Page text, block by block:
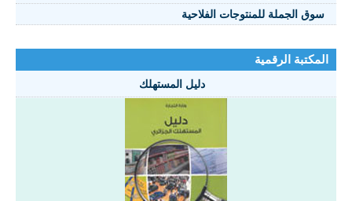
سوق الجملة للمنتوجات الفلاحية
المكتبة الرقمية
دليل المستهلك